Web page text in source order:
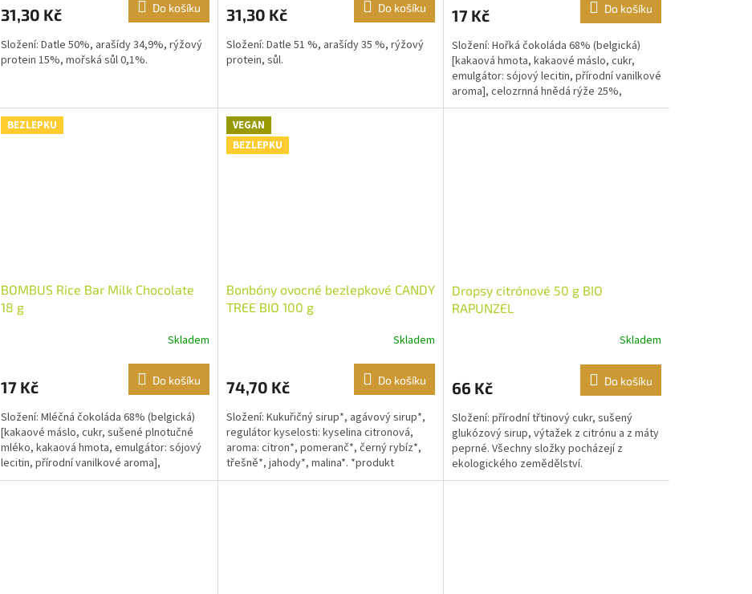
31,30 Kč Do košíku
Složení: Datle 50%, arašídy 34,9%, rýžový
protein 15%, mořská sůl 0,1%.
31,30 Kč Do košíku
Složení: Datle 51 %, arašídy 35 %, rýžový
protein, sůl.
17 Kč Do košíku
Složení: Hořká čokoláda 68% (belgická)
[kakaová hmota, kakaové máslo, cukr,
emulgátor: sójový lecitin, přírodní vanilkové
aroma], celozrnná hnědá rýže 25%,
hořečnaté soli...
BEZLEPKU
BOMBUS Rice Bar Milk Chocolate
18 g
Skladem
17 Kč Do košíku
Složení: Mléčná čokoláda 68% (belgická)
[kakaové máslo, cukr, sušené plnotučné
mléko, kakaová hmota, emulgátor: sójový
lecitin, přírodní vanilkové aroma],
celozrnná hnědá rýže...
VEGAN
BEZLEPKU
Bonbóny ovocné bezlepkové CANDY
TREE BIO 100 g
Skladem
74,70 Kč Do košíku
Složení: Kukuřičný sirup*, agávový sirup*,
regulátor kyselosti: kyselina citronová,
aroma: citron*, pomeranč*, černý rybíz*,
třešně*, jahody*, malina*. *produkt
kontrolovaného...
Dropsy citrónové 50 g BIO
RAPUNZEL
Skladem
66 Kč Do košíku
Složení: přírodní třtinový cukr, sušený
glukózový sirup, výtažek z citrónu a z máty
peprné. Všechny složky pocházejí z
ekologického zemědělství.